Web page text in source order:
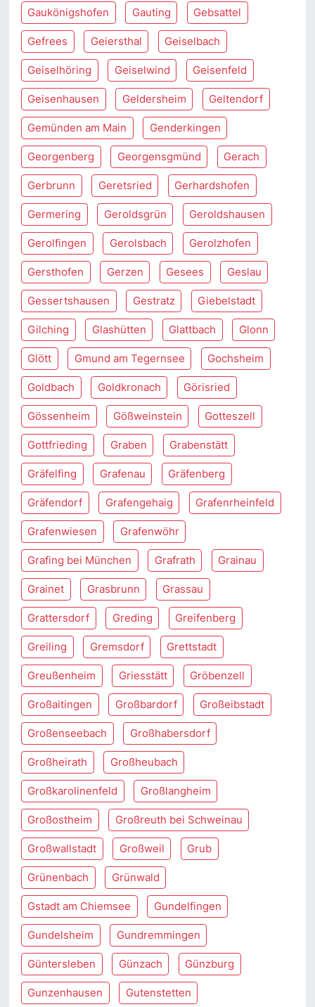
Gaukönigshofen Gauting Gebsattel
Gefrees Geiersthal Geiselbach
Geiselhöring Geiselwind Geisenfeld
Geisenhausen Geldersheim Geltendorf
Gemünden am Main Genderkingen
Georgenberg Georgensgmünd Gerach
Gerbrunn Geretsried Gerhardshofen
Germering Geroldsgrün Geroldshausen
Gerolfingen Gerolsbach Gerolzhofen
Gersthofen Gerzen Gesees Geslau
Gessertshausen Gestratz Giebelstadt
Gilching Glashütten Glattbach Glonn
Glött Gmund am Tegernsee Gochsheim
Goldbach Goldkronach Görisried
Gössenheim Gößweinstein Gotteszell
Gottfrieding Graben Grabenstätt
Gräfelfing Grafenau Gräfenberg
Gräfendorf Grafengehaig Grafenrheinfeld
Grafenwiesen Grafenwöhr
Grafing bei München Grafrath Grainau
Grainet Grasbrunn Grassau
Grattersdorf Greding Greifenberg
Greiling Gremsdorf Grettstadt
Greußenheim Griesstätt Gröbenzell
Großaitingen Großbardorf Großeibstadt
Großenseebach Großhabersdorf
Großheirath Großheubach
Großkarolinenfeld Großlangheim
Großostheim Großreuth bei Schweinau
Großwallstadt Großweil Grub
Grünenbach Grünwald
Gstadt am Chiemsee Gundelfingen
Gundelsheim Gundremmingen
Güntersleben Günzach Günzburg
Gunzenhausen Gutenstetten